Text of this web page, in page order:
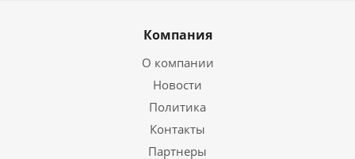
Компания
О компании
Новости
Политика
Контакты
Партнеры